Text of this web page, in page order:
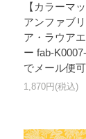
【カラーマ
アンファブ
ア・ラウア
ー fab-
でメール便可
1,870円(税込)